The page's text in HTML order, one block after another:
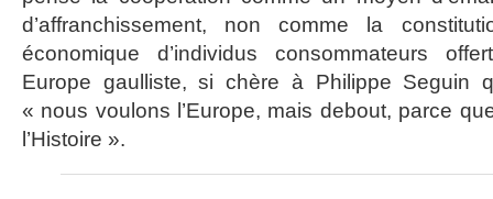
d’affranchissement, non comme la
économique d’individus consommateurs
Europe gaulliste, si chère à Philippe Seguin
« nous voulons l’Europe, mais debout, parce
l’Histoire ».